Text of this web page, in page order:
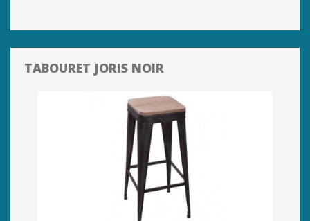
TABOURET JORIS NOIR